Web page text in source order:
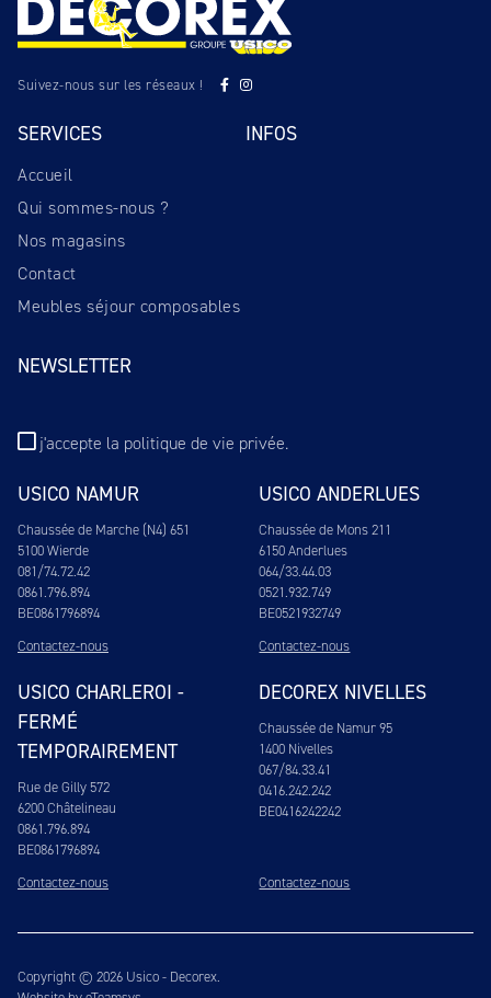
Suivez-nous sur les réseaux !
SERVICES
Accueil
Qui sommes-nous ?
Nos magasins
Contact
Meubles séjour composables
INFOS
NEWSLETTER
j'accepte la politique de vie privée.
USICO NAMUR
Chaussée de Marche (N4) 651
5100 Wierde
081/74.72.42
0861.796.894
BE0861796894
Contactez-nous
USICO ANDERLUES
Chaussée de Mons 211
6150 Anderlues
064/33.44.03
0521.932.749
BE0521932749
Contactez-nous
USICO CHARLEROI -
FERMÉ
TEMPORAIREMENT
Rue de Gilly 572
6200 Châtelineau
0861.796.894
BE0861796894
Contactez-nous
DECOREX NIVELLES
Chaussée de Namur 95
1400 Nivelles
067/84.33.41
0416.242.242
BE0416242242
Contactez-nous
Copyright © 2026 Usico - Decorex.